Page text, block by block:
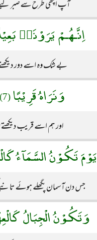
آپ اچھی طرح سے صبر
اِنَّـهُـمْ يَرَوْنَهٝ
بے شک وہ اسے دور
وَنَرَاهُ قَرِيْبًا(7)
اور ہم اسے قریب
يَوْمَ تَكُـوْنُ السَّمَآءُ
جس دن آسمان پگھلے ہوئے تانبے
وَتَكُـوْنُ الْجِبَالُ